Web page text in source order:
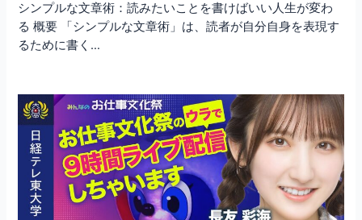
シンプルな文章術：読みたいことを書けばいい人生が変わ
る 概要 「シンプルな文章術」は、読者が自分自身を表現す
るために書く…